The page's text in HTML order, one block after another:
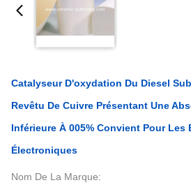
Catalyseur D'oxydation Du Diesel
Revêtu De Cuivre Présentant Une
Inférieure À 005% Convient Pour
Électroniques
Nom De La Marque: